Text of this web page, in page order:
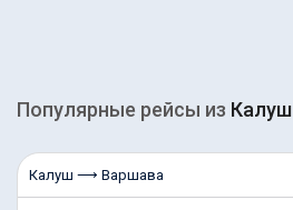
Популярные рейсы из Калуш
Калуш ⟶ Варшава